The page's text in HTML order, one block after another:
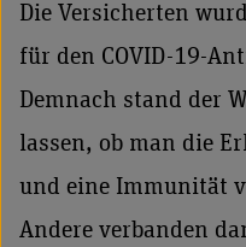
Die Versicherten
für den COVID-19-
Demnach stand der
lassen, ob man die
und eine Immunität
Andere verbanden